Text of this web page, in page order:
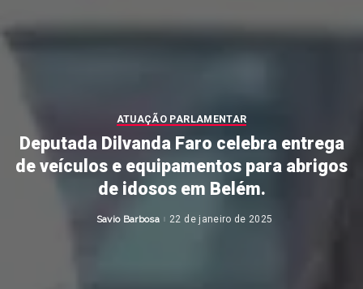
ATUAÇÃO PARLAMENTAR
Deputada Dilvanda Faro celebra entrega
de veículos e equipamentos para abrigos
de idosos em Belém.
Posted
Savio Barbosa 22 de janeiro de 2025